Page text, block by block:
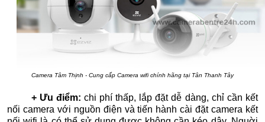
Camera Tâm Thịnh - Cung cấp Camera wifi chính hãng tại Tân Thanh Tây
+ Ưu điểm: chi phí thấp, lắp đặt dễ dàng, chỉ cần kết
nối camera với nguồn điện và tiến hành cài đặt camera kết